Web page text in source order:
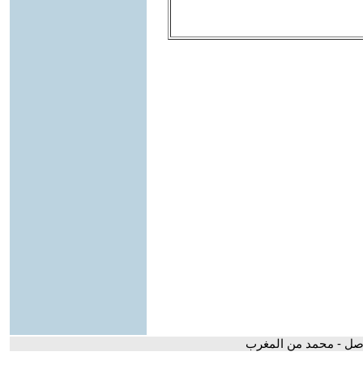
- محمد من المغرب